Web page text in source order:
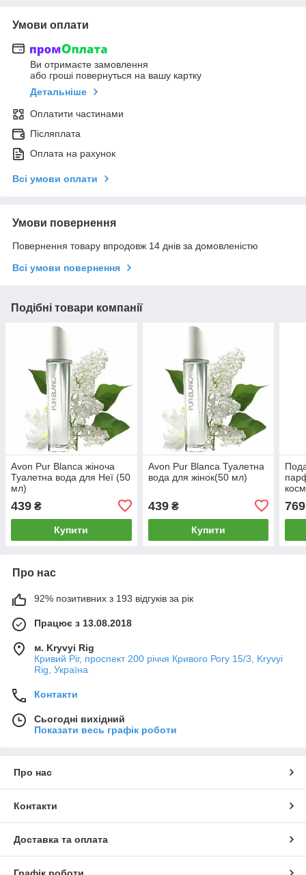
Умови оплати
Ви отримаєте замовлення
або гроші повернуться на вашу картку
Детальніше
Оплатити частинами
Післяплата
Оплата на рахунок
Всі умови оплати
Умови повернення
Повернення товару впродовж 14 днів за домовленістю
Всі умови повернення
Подібні товари компанії
Avon Pur Blanca жіноча
Туалетна вода для Неї (50
мл)
439 ₴
Купити
Avon Pur Blanca Туалетна
вода для жінок(50 мл)
439₴
Купити
50/
769
Про нас
92% позитивних з 193 відгуків за рік
Працює з 13.08.2018
м. Kryvyi Rig
Кривий Ріг, проспект 200 річчя Кривого Рогу 15/3, Kryvyi
Rig, Україна
Контакти
Сьогодні вихідний
Показати весь графік роботи
Про нас
Контакти
Доставка та оплата